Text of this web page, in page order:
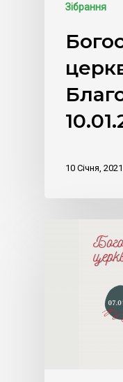
Зібрання
10 Січня, 2021